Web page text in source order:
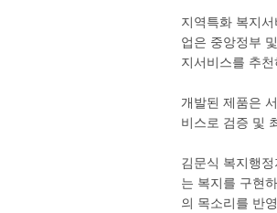
지역특화 복지
업은 중앙정부
지서비스를 추
개발된 제품은
비스로 검증 및
김문식 복지행
는 복지를 구현
의 목소리를 반